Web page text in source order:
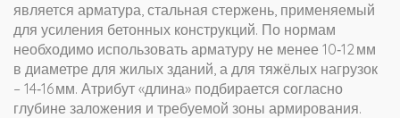
является арматура, стальная стержень, применяемый
для усиления бетонных конструкций. По нормам
необходимо использовать арматуру не менее 10‑12 мм
в диаметре для жилых зданий, а для тяжёлых нагрузок
– 14‑16 мм. Атрибут «длина» подбирается согласно
глубине заложения и требуемой зоны армирования.